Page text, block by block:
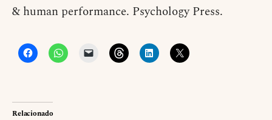
& human performance. Psychology Press.
Relacionado